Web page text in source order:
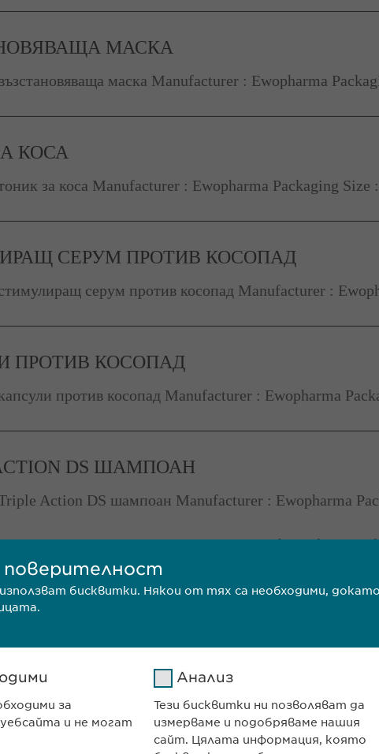
МАСКА
маска Manufacturer : Ewopharma
КОСА
за коса Manufacturer : Ewopharma Packaging Size
СЕРУМ ПРОТИВ КОСОПАД
серум против косопад Manufacturer :
ПРОТИВ КОСОПАД
против косопад Manufacturer : Ewopharma
DS ШАМПОАН
Action DS шампоан Manufacturer : Ewopharma
Search results 1
Ewopharma Ltd
ул. „8-ми декември“ № 13
поверителност
бисквитки. Някои от тях са необходими,
за
и не могат
Анализ
Тези бисквитки ни позволяват да
измерваме и подобряваме нашия
сайт. Цялата информация, която